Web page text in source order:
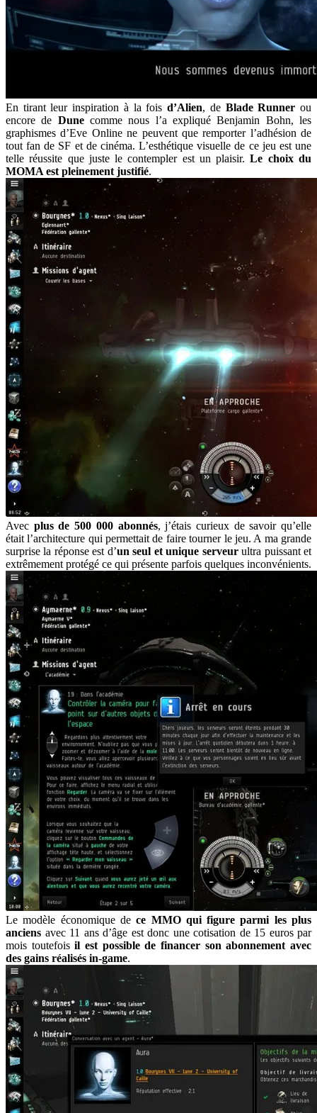
En tirant leur inspiration à la foisd’Alien, de Blade Runner ou
encore de Dunecomme nous l’a expliqué Benjamin Bohn, les
graphismes d’Eve Online ne peuvent que remporter l’adhésion de
tout fan de SF et de cinéma. L’esthétique visuelle de ce jeu est une
telle réussite que juste le contempler est un plaisir.Le choix du
MOMA est pleinement justifié.
Avec plus de 500 000 abonnés, j’étais curieux de savoir qu’elle
était l’architecture qui permettait de faire tourner le jeu. A ma grande
surprise la réponse est d’un seul et unique serveurultra puissant et
extrêmement protégé ce qui présente parfois quelques inconvénients.
Le modèle économique dece MMO qui figure parmi les plus
anciens avec 11 ans d’âge est donc une cotisation de 15 euros par
mois toutefoisil est possible de financer son abonnement avec
des gains réalisés in-game.